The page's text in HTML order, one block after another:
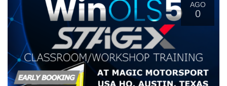
AGO
0